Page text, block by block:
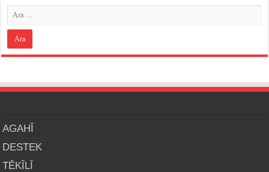
AGAHÎ
DESTEK
TÊKÎLÎ